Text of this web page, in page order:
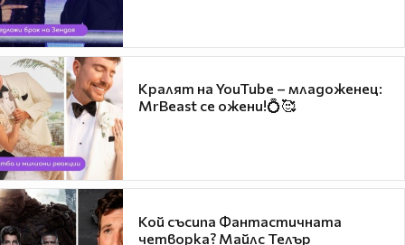
Кралят на YouTube – младоженец:
MrBeast се ожени!💍🥰
Кой съсипа Фантастичната
четворка? Майлс Телър